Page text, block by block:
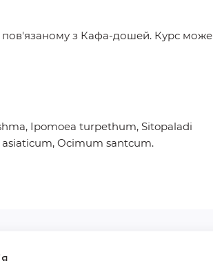
пов'язаному з Кафа-дошей. Курс може
Ipomoea turpethum, Sitopaladi
asiaticum, Ocimum santcum.